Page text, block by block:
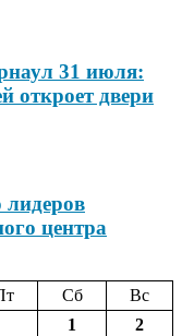
31 июля:
откроет двери
центра
Сб
Вс
1
2